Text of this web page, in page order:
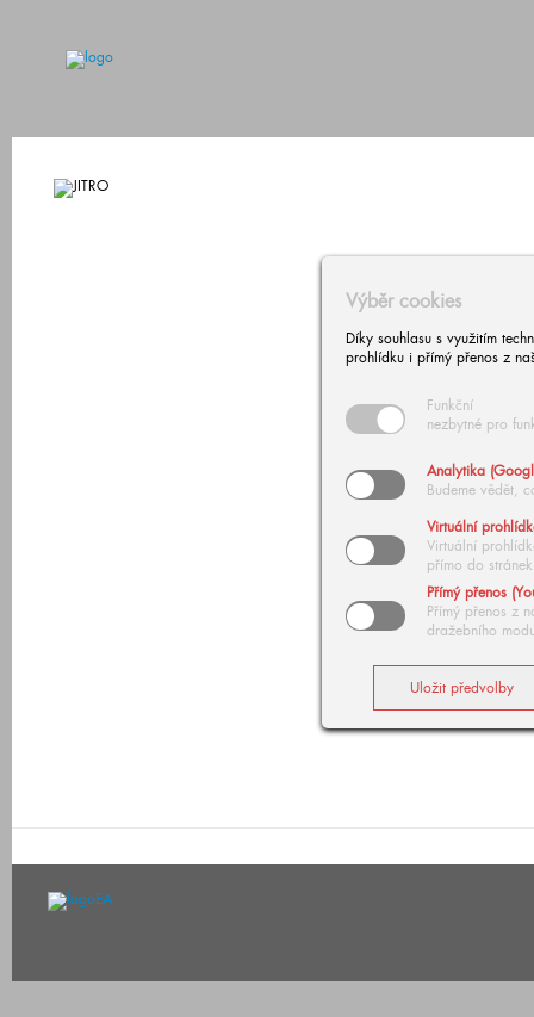
Výběr cookies
Díky souhlasu s využitím
prohlídku i přímý přenos z
Funkční
nezbytné pro
Analytika
Budeme vědět,
Virtuální
Virtuální
přímo do stránek
Přímý přenos
Přímý přenos z
dražebního